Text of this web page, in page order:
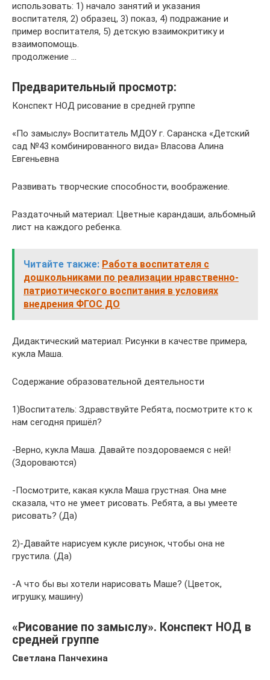
использовать: 1) начало занятий и указания
воспитателя, 2) образец, 3) показ, 4) подражание и
пример воспитателя, 5) детскую взаимокритику и
взаимопомощь.
продолжение …
Предварительный просмотр:
Конспект НОД рисование в средней группе
«По замыслу» Воспитатель МДОУ г. Саранска «Детский
сад №43 комбинированного вида» Власова Алина
Евгеньевна
Развивать творческие способности, воображение.
Раздаточный материал: Цветные карандаши, альбомный
лист на каждого ребенка.
Читайте также: Работа воспитателя с
дошкольниками по реализации нравственно-
патриотического воспитания в условиях
внедрения ФГОС ДО
Дидактический материал: Рисунки в качестве примера,
кукла Маша.
Содержание образовательной деятельности
1)Воспитатель: Здравствуйте Ребята, посмотрите кто к
нам сегодня пришёл?
-Верно, кукла Маша. Давайте поздороваемся с ней!
(Здороваются)
-Посмотрите, какая кукла Маша грустная. Она мне
сказала, что не умеет рисовать. Ребята, а вы умеете
рисовать? (Да)
2)-Давайте нарисуем кукле рисунок, чтобы она не
грустила. (Да)
-А что бы вы хотели нарисовать Маше? (Цветок,
игрушку, машину)
«Рисование по замыслу». Конспект НОД в
средней группе
Светлана Панчехина